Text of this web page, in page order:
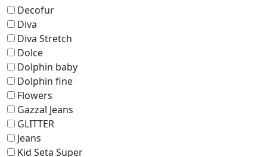
Decofur
Diva
Diva Stretch
Dolce
Dolphin baby
Dolphin fine
Flowers
Gazzal Jeans
GLITTER
Jeans
Kid Seta Super